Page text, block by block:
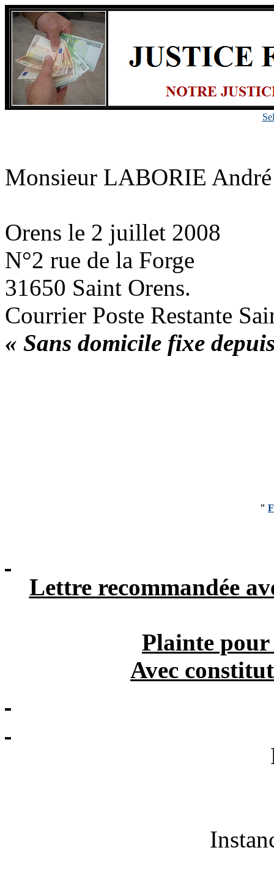
Monsieur
Orens le 2 juillet 2008
N°2 rue de la Forge
31650 Saint Orens.
Courrier Poste Restante
« Sans domicile fixe
"
Lettre recommandée
Plainte
Avec